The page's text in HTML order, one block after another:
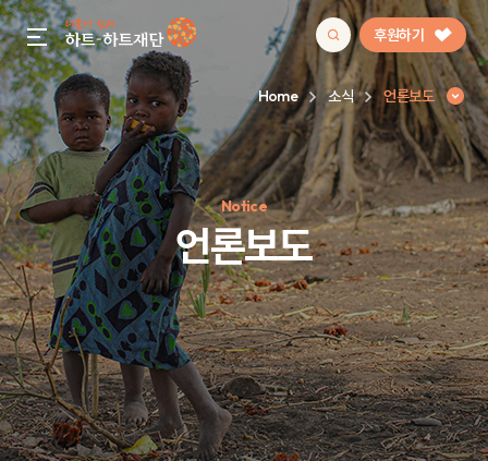
gnb menu open 후원하기
인기 키워드
#정기후원#하트플레이스#캠페인#팬덤후원
Home 소식 언론보도
Notice
언론보도
언론보도